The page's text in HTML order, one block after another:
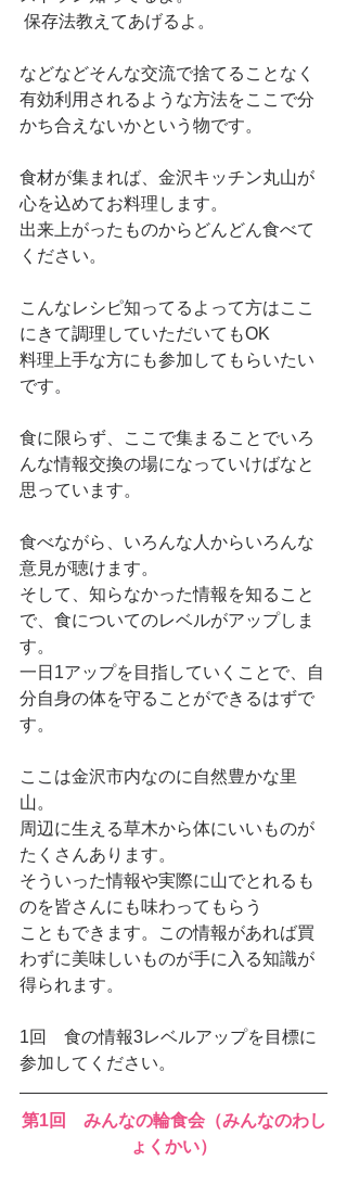
保存法教えてあげるよ。
などなどそんな交流で捨てることなく
有効利用されるような方法をここで分
かち合えないかという物です。
食材が集まれば、金沢キッチン丸山が
心を込めてお料理します。
出来上がったものからどんどん食べて
ください。
こんなレシピ知ってるよって方はここ
にきて調理していただいてもOK
料理上手な方にも参加してもらいたい
です。
食に限らず、ここで集まることでいろ
んな情報交換の場になっていけばなと
思っています。
食べながら、いろんな人からいろんな
意見が聴けます。
そして、知らなかった情報を知ること
で、食についてのレベルがアップしま
す。
一日1アップを目指していくことで、自
分自身の体を守ることができるはずで
す。
ここは金沢市内なのに自然豊かな里
山。
周辺に生える草木から体にいいものが
たくさんあります。
そういった情報や実際に山でとれるも
のを皆さんにも味わってもらう
こともできます。この情報があれば買
わずに美味しいものが手に入る知識が
得られます。
1回　食の情報3レベルアップを目標に
参加してください。
第1回　みんなの輪食会（みんなのわし
ょくかい）